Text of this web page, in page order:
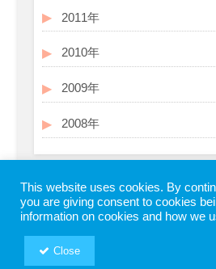
2011年
2010年
2009年
2008年
Copyright © SHIODOME
This website uses cookies. By
you are giving consent to cookies
information on cookies and how we
Close